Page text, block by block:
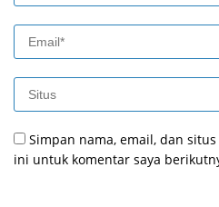
Simpan nama, email, dan
ini untuk komentar saya